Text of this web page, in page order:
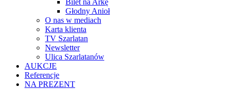
Bilet na Arkę
Głodny Anioł
O nas w mediach
Karta klienta
TV Szarlatan
Newsletter
Ulica Szarlatanów
AUKCJE
Referencje
NA PREZENT